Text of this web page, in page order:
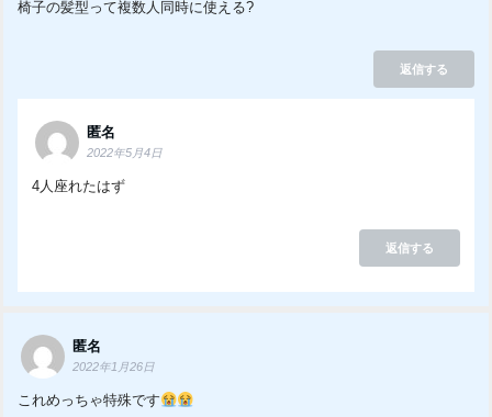
椅子の髪型って複数人同時に使える?
返信する
匿名
2022年5月4日
4人座れたはず
返信する
匿名
2022年1月26日
これめっちゃ特殊です